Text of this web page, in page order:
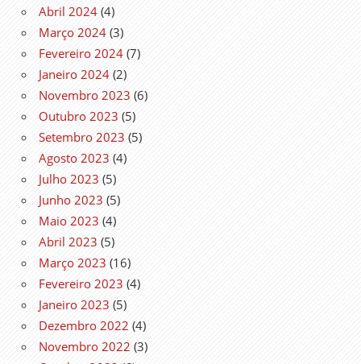
Abril 2024 (4)
Março 2024 (3)
Fevereiro 2024 (7)
Janeiro 2024 (2)
Novembro 2023 (6)
Outubro 2023 (5)
Setembro 2023 (5)
Agosto 2023 (4)
Julho 2023 (5)
Junho 2023 (5)
Maio 2023 (4)
Abril 2023 (5)
Março 2023 (16)
Fevereiro 2023 (4)
Janeiro 2023 (5)
Dezembro 2022 (4)
Novembro 2022 (3)